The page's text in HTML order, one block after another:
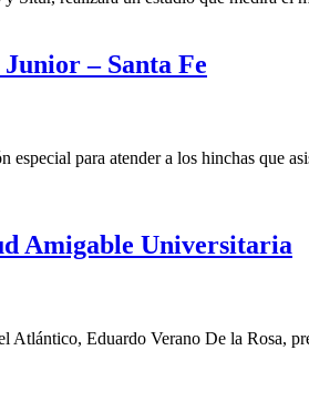
– Santa Fe
para atender a los hinchas que
Amigable Universitaria
Eduardo Verano De la Rosa,